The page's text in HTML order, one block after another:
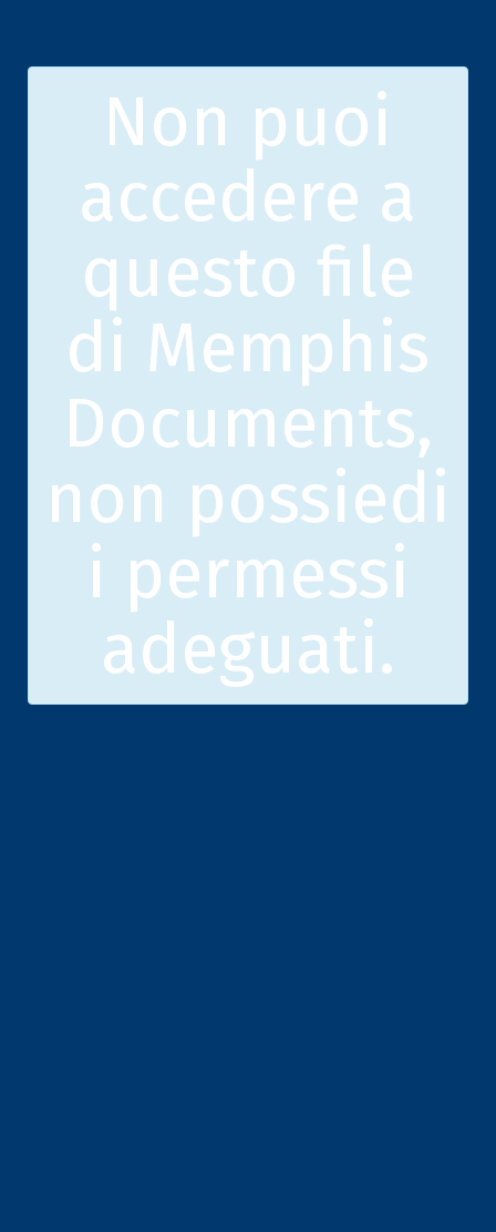
Non puoi
accedere a
questo file
di Memphis
Documents,
non possiedi
i permessi
adeguati.